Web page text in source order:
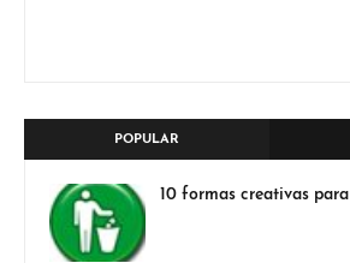
POPULAR
10 formas creativas